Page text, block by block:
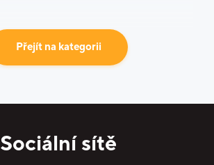
Přejít na kategorii
Sociální sítě